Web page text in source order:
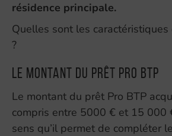
résidence principale.
Quelles sont les
?
Le montant du Prêt Pro BTP
Le montant du prêt Pro BTP
compris entre 5000 € et 15 000
sens qu’il permet de compléter